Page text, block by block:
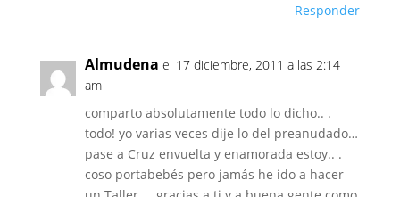
Responder
Almudena el 17 diciembre, 2011 a las 2:14
am
comparto absolutamente todo lo dicho.. .
todo! yo varias veces dije lo del preanudado…
pase a Cruz envuelta y enamorada estoy.. .
coso portabebés pero jamás he ido a hacer